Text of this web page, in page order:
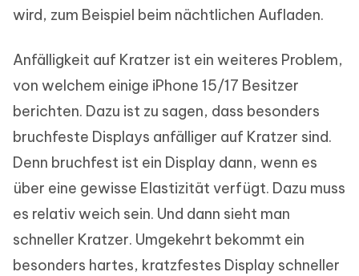
wird, zum Beispiel beim nächtlichen Aufladen.
Anfälligkeit auf Kratzer ist ein weiteres Problem,
von welchem einige iPhone 15/17 Besitzer
berichten. Dazu ist zu sagen, dass besonders
bruchfeste Displays anfälliger auf Kratzer sind.
Denn bruchfest ist ein Display dann, wenn es
über eine gewisse Elastizität verfügt. Dazu muss
es relativ weich sein. Und dann sieht man
schneller Kratzer. Umgekehrt bekommt ein
besonders hartes, kratzfestes Display schneller